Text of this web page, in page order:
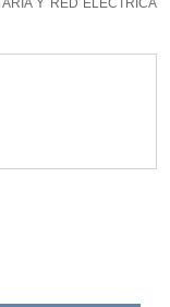
Y RED ELÉCTRICA